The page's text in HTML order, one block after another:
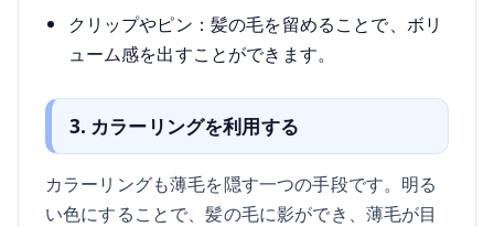
クリップやピン：髪の毛を留めることで、ボリ
ューム感を出すことができます。
3. カラーリングを利用する
カラーリングも薄毛を隠す一つの手段です。明る
い色にすることで、髪の毛に影ができ、薄毛が目